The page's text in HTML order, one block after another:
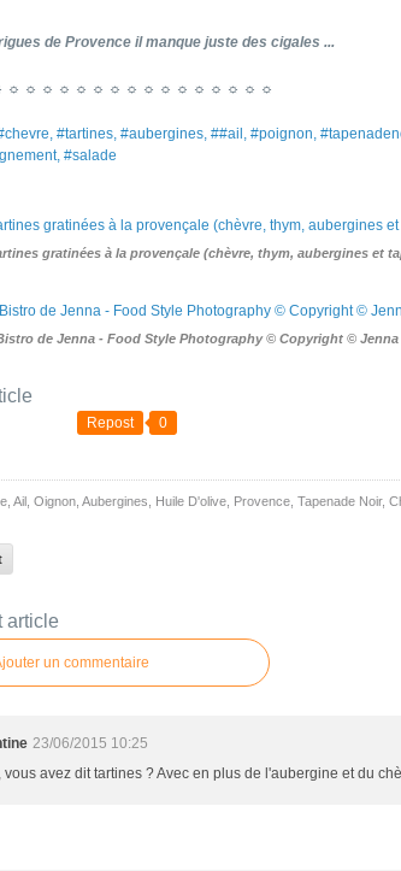
de Provence il manque juste des cigales ...
☼ ☼ ☼ ☼ ☼ ☼ ☼ ☼ ☼ ☼ ☼ ☼ ☼ ☼ ☼ ☼
#tartines, #aubergines, ##ail, #poignon,
#salade
gratinées à la provençale (chèvre, thym, aubergines et
de Jenna - Food Style Photography © Copyright © Jenna
Repost 0
Ail Oignon Aubergines Huile D'olive Provence Tapenade Noir,
article
un commentaire
23/06/2015 10:25
vous avez dit tartines ? Avec en plus de l'aubergine et du